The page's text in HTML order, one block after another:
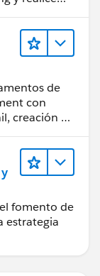
de
con
creación de
fomento de
estrategia